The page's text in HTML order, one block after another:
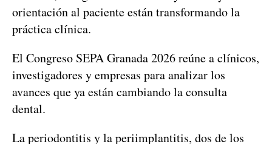
orientación al paciente están transformando la
práctica clínica.
El Congreso SEPA Granada 2026 reúne a clínicos,
investigadores y empresas para analizar los
avances que ya están cambiando la consulta
dental.
La periodontitis y la periimplantitis, dos de los